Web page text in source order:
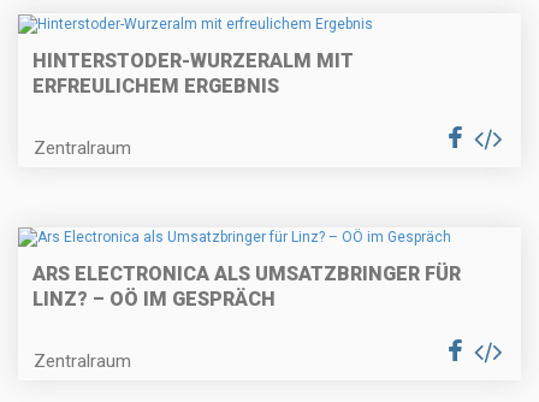
HINTERSTODER-WURZERALM MIT
ERFREULICHEM ERGEBNIS
Zentralraum
ARS ELECTRONICA ALS UMSATZBRINGER FÜR
LINZ? – OÖ IM GESPRÄCH
Zentralraum